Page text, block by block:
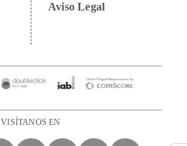
Aviso Legal
VISÍTANOS EN